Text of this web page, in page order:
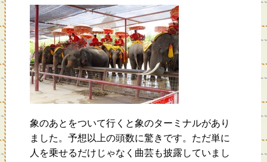
象のあとをついて行くと象のターミナルがあり
ました。予想以上の頭数に驚きです。ただ単に
人を乗せるだけじゃなく曲芸も披露していまし